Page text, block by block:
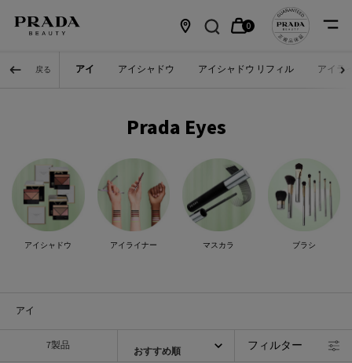
報
ー
0
0 カート内の製品
戻る アイ アイシャドウ アイシャドウ リフィル アイラ
Prada Eyes
アイシャドウ アイライナー マスカラ ブラシ
アイ
7製品 フィルター
フィルターメニュー